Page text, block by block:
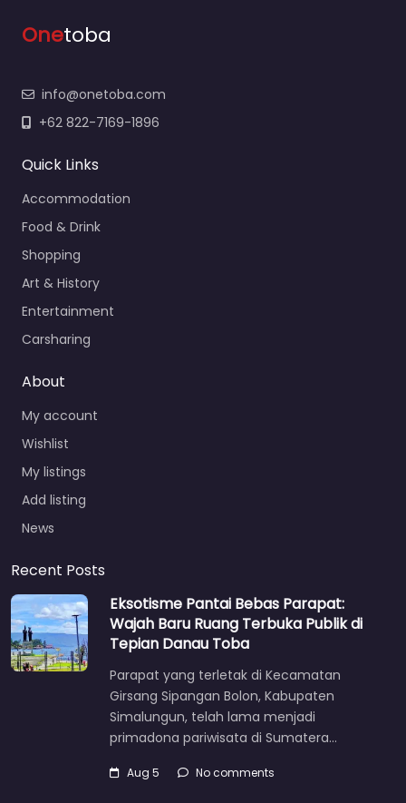
Onetoba
info@onetoba.com
+62 822-7169-1896
Quick Links
Accommodation
Food & Drink
Shopping
Art & History
Entertainment
Carsharing
About
My account
Wishlist
My listings
Add listing
News
Recent Posts
Eksotisme Pantai Bebas Parapat:
Wajah Baru Ruang Terbuka Publik di
Tepian Danau Toba
Parapat yang terletak di Kecamatan
Girsang Sipangan Bolon, Kabupaten
Simalungun, telah lama menjadi
primadona pariwisata di Sumatera…
Aug 5 No comments